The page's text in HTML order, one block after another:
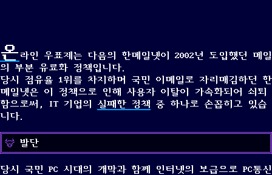
온 라인 우표제는 다음의 한메일넷이 2002년 도입했던 메일
의 부분 유료화 정책입니다.
당시 점유율 1위를 차지하며 국민 이메일로 자리매김하던 한
메일넷은 이 정책으로 인해 사용자 이탈이 가속화되어 쇠퇴
함으로써, IT 기업의 실패한 정책 중 하나로 손꼽히고 있습
니다.
발단
당시 국민 PC 시대의 개막과 함께 인터넷의 보급으로 PC통신